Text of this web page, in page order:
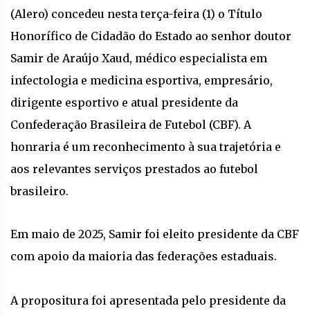
(Alero) concedeu nesta terça-feira (1) o Título
Honorífico de Cidadão do Estado ao senhor doutor
Samir de Araújo Xaud, médico especialista em
infectologia e medicina esportiva, empresário,
dirigente esportivo e atual presidente da
Confederação Brasileira de Futebol (CBF). A
honraria é um reconhecimento à sua trajetória e
aos relevantes serviços prestados ao futebol
brasileiro.
Em maio de 2025, Samir foi eleito presidente da CBF
com apoio da maioria das federações estaduais.
A propositura foi apresentada pelo presidente da